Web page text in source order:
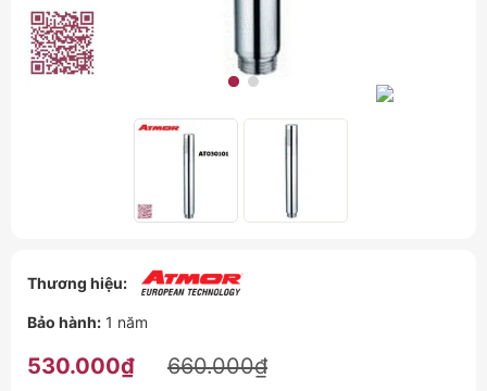
Thương hiệu:
Bảo hành: 1 năm
530.000₫ 660.000₫